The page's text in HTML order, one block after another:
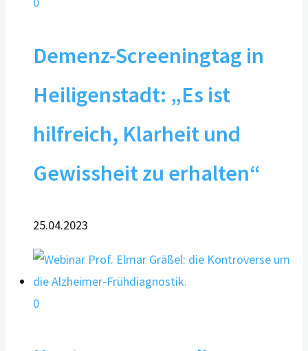
Demenz-Screeningtag in
Heiligenstadt: „Es ist
hilfreich, Klarheit und
Gewissheit zu erhalten“
25.04.2023
0